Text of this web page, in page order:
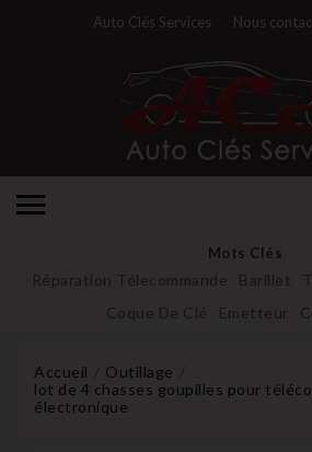
Auto Clés Services Nous
Mots Clés
Réparation Télecommande Barillet
Coque De Clé
Emetteur
Accueil
Outillage
lot de 4 chasses goupilles pour
électronique